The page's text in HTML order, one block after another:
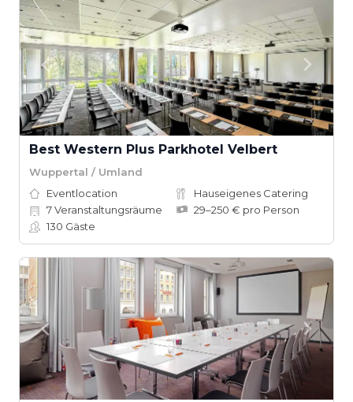
Best Western Plus Parkhotel Velbert
Wuppertal / Umland
Eventlocation
Hauseigenes Catering
7Veranstaltungsräume
29–250 € pro Person
130 Gäste